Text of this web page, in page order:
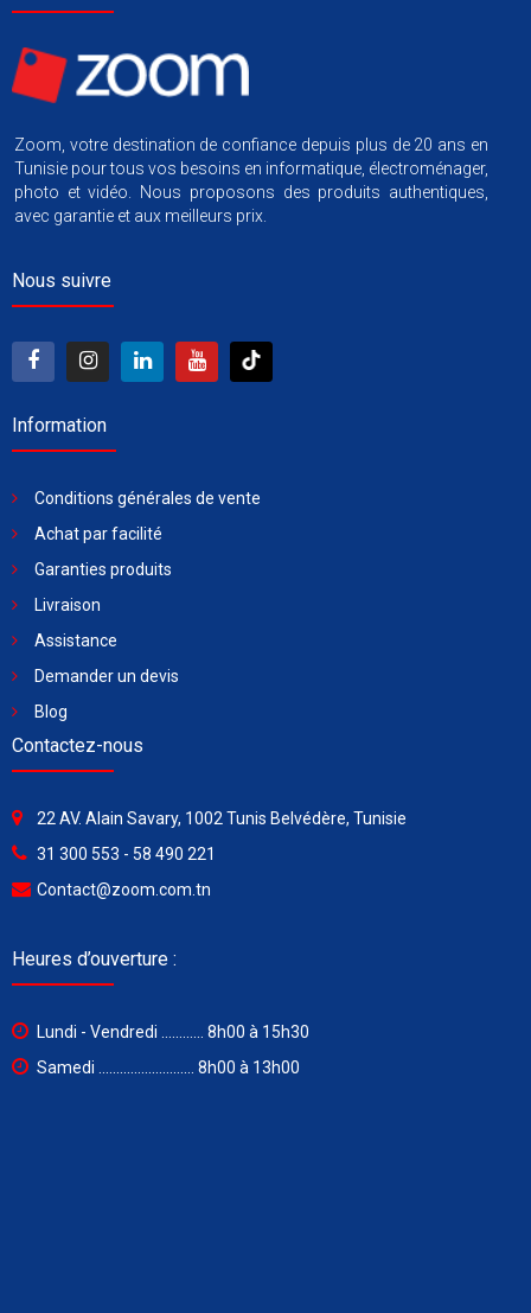
Zoom, votre destination de confiance depuis plus de 20 ans en
Tunisie pour tous vos besoins en informatique, électroménager,
photo et vidéo. Nous proposons des produits authentiques,
avec garantie et aux meilleurs prix.
Nous suivre
Information
Conditions générales de vente
Achat par facilité
Garanties produits
Livraison
Assistance
Demander un devis
Blog
Contactez-nous
22 AV. Alain Savary, 1002 Tunis Belvédère, Tunisie
31 300 553 - 58 490 221
Contact@zoom.com.tn
Heures d’ouverture :
Lundi - Vendredi ............ 8h00 à 15h30
Samedi ........................... 8h00 à 13h00